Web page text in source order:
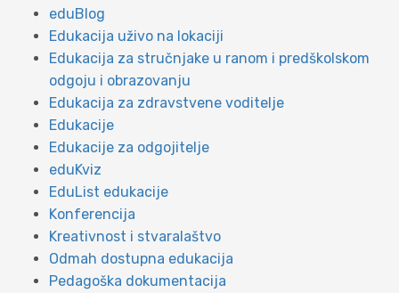
eduBlog
Edukacija uživo na lokaciji
Edukacija za stručnjake u ranom i predškolskom
odgoju i obrazovanju
Edukacija za zdravstvene voditelje
Edukacije
Edukacije za odgojitelje
eduKviz
EduList edukacije
Konferencija
Kreativnost i stvaralaštvo
Odmah dostupna edukacija
Pedagoška dokumentacija